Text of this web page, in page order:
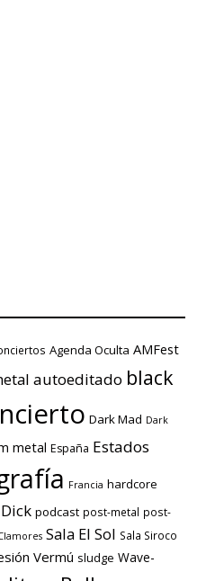
Agenda Oculta AMFest
autoeditado black
Dark Mad Dark
metal España Estados
Francia hardcore
podcast post-metal post-
Sala El Sol Sala Siroco
Vermú sludge Wave-